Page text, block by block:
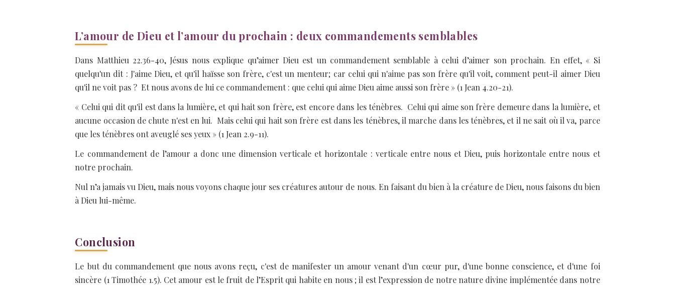
L’amour de Dieu et l’amour du prochain : deux commandements semblables
Dans Matthieu 22.36-40, Jésus nous explique qu’aimer Dieu est un commandement semblable à celui d’aimer son prochain. En effet, « Si
quelqu'un dit : J'aime Dieu, et qu'il haïsse son frère, c'est un menteur; car celui qui n'aime pas son frère qu'il voit, comment peut-il aimer Dieu
qu'il ne voit pas ? Et nous avons de lui ce commandement : que celui qui aime Dieu aime aussi son frère » (1 Jean 4.20-21).
« Celui qui dit qu'il est dans la lumière, et qui hait son frère, est encore dans les ténèbres. Celui qui aime son frère demeure dans la lumière, et
aucune occasion de chute n'est en lui. Mais celui qui hait son frère est dans les ténèbres, il marche dans les ténèbres, et il ne sait où il va, parce
que les ténèbres ont aveuglé ses yeux » (1 Jean 2.9-11).
Le commandement de l’amour a donc une dimension verticale et horizontale : verticale entre nous et Dieu, puis horizontale entre nous et
notre prochain.
Nul n’a jamais vu Dieu, mais nous voyons chaque jour ses créatures autour de nous. En faisant du bien à la créature de Dieu, nous faisons du bien
à Dieu lui-même.
Conclusion
Le but du commandement que nous avons reçu, c'est de manifester un amour venant d'un cœur pur, d'une bonne conscience, et d'une foi
sincère (1 Timothée 1.5). Cet amour est le fruit de l’Esprit qui habite en nous ; il est l’expression de notre nature divine implémentée dans notre